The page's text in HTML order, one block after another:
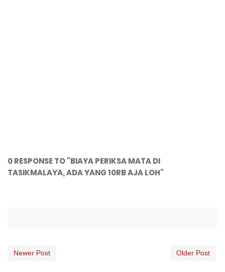
0 RESPONSE TO "BIAYA PERIKSA MATA DI
TASIKMALAYA, ADA YANG 10RB AJA LOH"
Newer Post Older Post